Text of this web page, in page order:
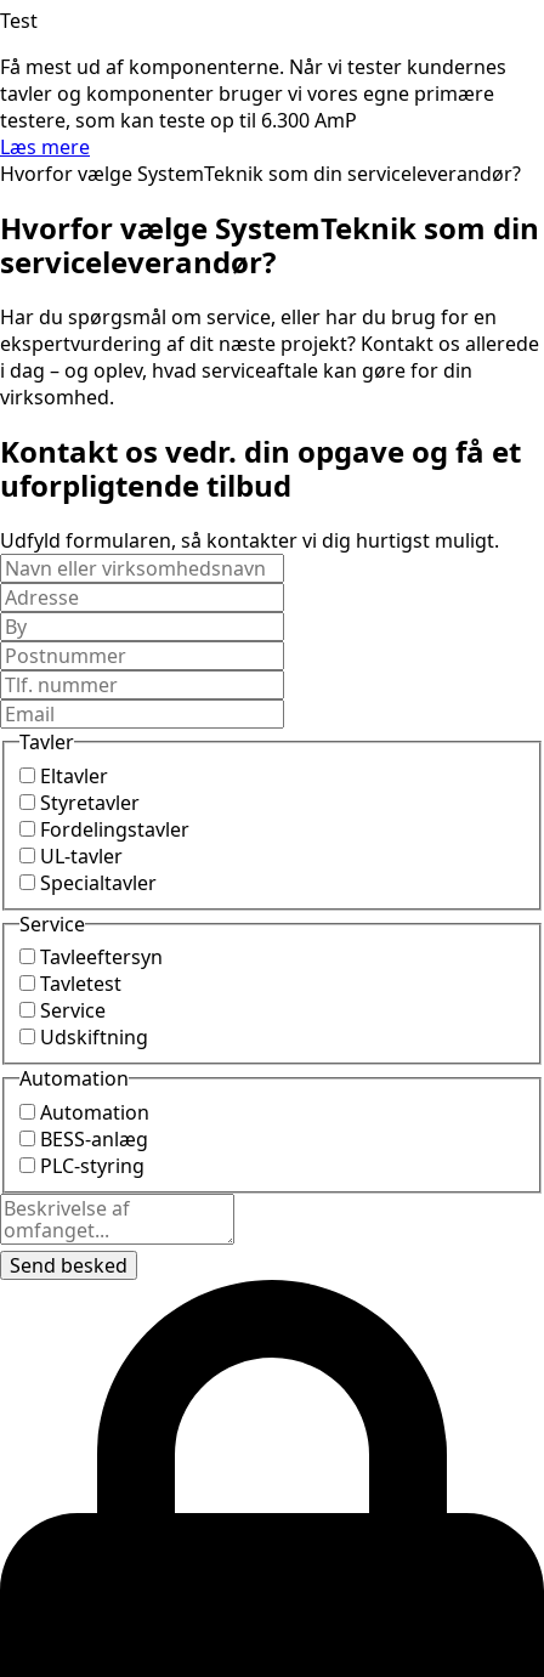
Test
Få mest ud af komponenterne. Når vi tester kundernes
tavler og komponenter bruger vi vores egne primære
testere, som kan teste op til 6.300 AmP
Læs mere
Hvorfor vælge SystemTeknik som din serviceleverandør?
Hvorfor vælge SystemTeknik som din
serviceleverandør?
Har du spørgsmål om service, eller har du brug for en
ekspertvurdering af dit næste projekt? Kontakt os allerede
i dag – og oplev, hvad serviceaftale kan gøre for din
virksomhed.
Kontakt os vedr. din opgave og få et
uforpligtende tilbud
Udfyld formularen, så kontakter vi dig hurtigst muligt.
Tavler
Eltavler
Styretavler
Fordelingstavler
UL-tavler
Specialtavler
Service
Tavleeftersyn
Tavletest
Service
Udskiftning
Automation
Automation
BESS-anlæg
PLC-styring
Send besked